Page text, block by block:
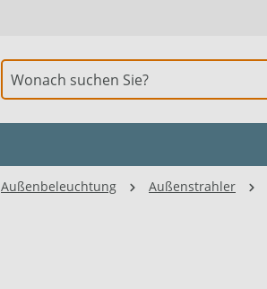
Außenbeleuchtung Außenstrahler